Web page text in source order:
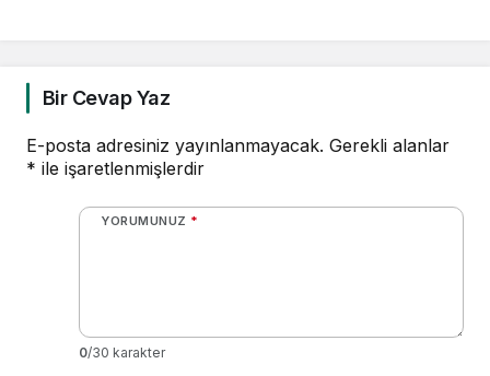
Bir Cevap Yaz
E-posta adresiniz yayınlanmayacak. Gerekli alanlar
* ile işaretlenmişlerdir
YORUMUNUZ *
0/30 karakter